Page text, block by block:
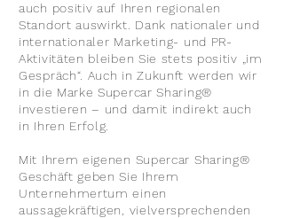
auch positiv auf Ihren regionalen
Standort auswirkt. Dank nationaler und
internationaler Marketing- und PR-
Aktivitäten bleiben Sie stets positiv „im
Gespräch“. Auch in Zukunft werden wir
in die Marke Supercar Sharing®
investieren – und damit indirekt auch
in Ihren Erfolg.
Mit Ihrem eigenen Supercar Sharing®
Geschäft geben Sie Ihrem
Unternehmertum einen
aussagekräftigen, vielversprechenden